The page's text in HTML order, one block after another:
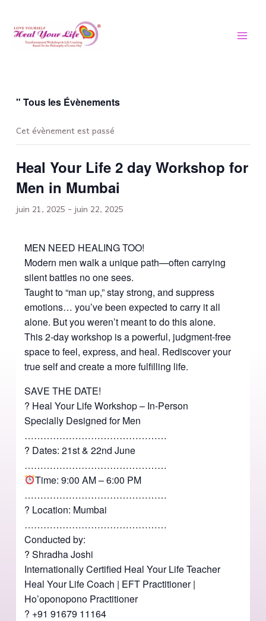
contenu
" Tous les Évènements
Cet évènement est passé
Heal Your Life 2 day Workshop for
Men in Mumbai
juin 21, 2025 - juin 22, 2025
MEN NEED HEALING TOO!
Modern men walk a unique path—often carrying
silent battles no one sees.
Taught to “man up,” stay strong, and suppress
emotions… you’ve been expected to carry it all
alone. But you weren’t meant to do this alone.
This 2-day workshop is a powerful, judgment-free
space to feel, express, and heal. Rediscover your
true self and create a more fulfilling life.
SAVE THE DATE!
? Heal Your Life Workshop – In-Person
Specially Designed for Men
………………………………………
? Dates: 21st & 22nd June
………………………………………
Time: 9:00 AM – 6:00 PM
………………………………………
? Location: Mumbai
………………………………………
Conducted by:
? Shradha Joshi
Internationally Certified Heal Your Life Teacher
Heal Your Life Coach | EFT Practitioner |
Ho’oponopono Practitioner
? ‪+91 91679 11164‬